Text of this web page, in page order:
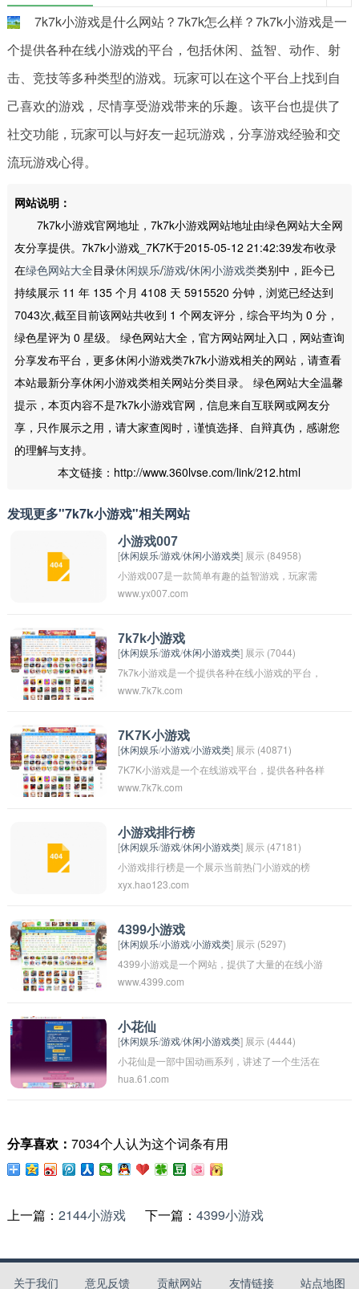
7k7k小游戏是什么网站？7k7k怎么样？7k7k小游戏是一
个提供各种在线小游戏的平台，包括休闲、益智、动作、射
击、竞技等多种类型的游戏。玩家可以在这个平台上找到自
己喜欢的游戏，尽情享受游戏带来的乐趣。该平台也提供了
社交功能，玩家可以与好友一起玩游戏，分享游戏经验和交
流玩游戏心得。
网站说明：
7k7k小游戏官网地址，7k7k小游戏网站地址由绿色网站大全网
友分享提供。7k7k小游戏_7K7K于2015-05-12 21:42:39发布收录
在绿色网站大全目录休闲娱乐/游戏/休闲小游戏类类别中，距今已
持续展示 11 年 135 个月 4108 天 5915520 分钟，浏览已经达到
7043次,截至目前该网站共收到 1 个网友评分，综合平均为 0 分，
绿色星评为 0 星级。 绿色网站大全，官方网站网址入口，网站查询
分享发布平台，更多休闲小游戏类7k7k小游戏相关的网站，请查看
本站最新分享休闲小游戏类相关网站分类目录。 绿色网站大全温馨
提示，本页内容不是7k7k小游戏官网，信息来自互联网或网友分
享，只作展示之用，请大家查阅时，谨慎选择、自辩真伪，感谢您
的理解与支持。
本文链接：http://www.360lvse.com/link/212.html
发现更多"7k7k小游戏"相关网站
小游戏007
[休闲娱乐/游戏/休闲小游戏类] 展示 (84958)
小游戏007是一款简单有趣的益智游戏，玩家需
要在规定时间内完成一系列任务或挑战。游戏可
中体验挑战和乐趣。通过不断练习和尝试，玩家
可以提升自己的技能和智力，更好地完成游戏任
务。让我们一起来挑战小游戏007吧！
www.yx007.com
7k7k小游戏
[休闲娱乐/游戏/休闲小游戏类] 展示 (7044)
7k7k小游戏是一个提供各种在线小游戏的平台，
包括休闲、益智、动作、射击、竞技等多种类型
游戏，尽情享受游戏带来的乐趣。该平台也提供
了社交功能，玩家可以与好友一起玩游戏，分享
游戏经验和交流玩游戏心得。
www.7k7k.com
7K7K小游戏
[休闲娱乐/小游戏/小游戏类] 展示 (40871)
7K7K小游戏是一个在线游戏平台，提供各种各样
的小游戏供玩家选择。玩家可以在平台上找到各
游戏等。玩家可以免费玩这些游戏，并可以在游
戏中挑战自己的技能和智力。平台上的游戏更新
频繁，玩家可以随时找到新的游戏来玩。
www.7k7k.com
小游戏排行榜
[休闲娱乐/游戏/休闲小游戏类] 展示 (47181)
小游戏排行榜是一个展示当前热门小游戏的榜
单，通常根据用户喜好度、下载量、评价等指标
戏，尝试新的游戏，享受不同类型的游戏体验。
常见的小游戏排行榜包括游戏平台的官方排行
榜、下载量排行榜、用户评分排行榜等。
xyx.hao123.com
4399小游戏
[休闲娱乐/小游戏/小游戏类] 展示 (5297)
4399小游戏是一个网站，提供了大量的在线小游
戏，用户可以在这个平台上免费玩各种类型的游
多玩家，特别是喜欢休闲娱乐的用户。不仅如
此，4399小游戏也定期更新游戏内容，以确保玩
家有足够的选择和乐趣。
www.4399.com
小花仙
[休闲娱乐/游戏/休闲小游戏类] 展示 (4444)
小花仙是一部中国动画系列，讲述了一个生活在
花海中的小仙女花仙子的故事。她和她的朋友们
轻观众的喜爱。
hua.61.com
分享喜欢： 7034个人认为这个词条有用
上一篇： 2144小游戏 下一篇： 4399小游戏
关于我们 意见反馈 贡献网站 友情链接 站点地图